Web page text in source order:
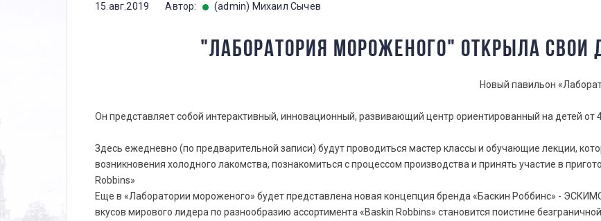
15.авг.2019 Автор: (admin) Михаил Сычев
"ЛАБОРАТОРИЯ МОРОЖЕНОГО" ОТКРЫЛА СВОИ
Новый павильон
Он представляет собой интерактивный, инновационный, развивающий центр ориентированный на детей от
Здесь ежедневно (по предварительной записи) будут проводиться мастер классы и обучающие лекции,
возникновения холодного лакомства, познакомиться с процессом производства и принять участие в
Robbins»
Еще в «Лаборатории мороженого» будет представлена новая концепция бренда «Баскин Роббинс» -
вкусов мирового лидера по разнообразию ассортимента «Baskin Robbins» становится поистине безграничной.